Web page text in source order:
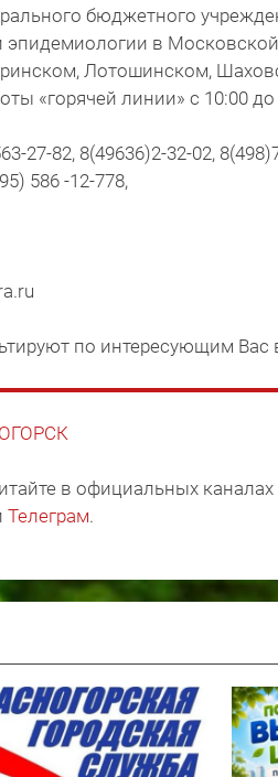
бюджетного
эпидемиологии в
Лотошинском,
«горячей линии» с 10:00
27-82, 8(49636)2-32-02,
586 -12-778,
по интересующим Вас
в официальных каналах
Телеграм.